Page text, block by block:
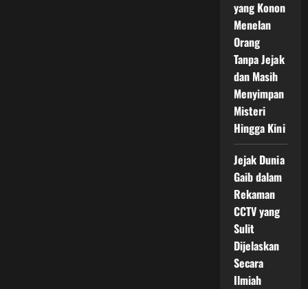
yang Konon
Menelan
Orang
Tanpa Jejak
dan Masih
Menyimpan
Misteri
Hingga Kini
Jejak Dunia
Gaib dalam
Rekaman
CCTV yang
Sulit
Dijelaskan
Secara
Ilmiah